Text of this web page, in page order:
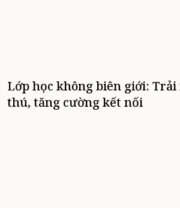
Lớp học không biên giới:
thú, tăng cường kết nối